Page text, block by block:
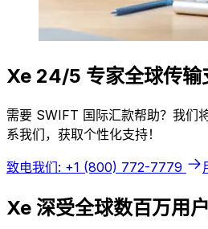
Xe 24/5 专家全球传输
需要 SWIFT 国际汇款帮助？我们
系我们，获取个性化支持！
致电我们: +1 (800) 772-7779
Xe 深受全球数百万用